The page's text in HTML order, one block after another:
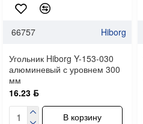
66757 Hiborg
Угольник Hiborg Y-153-030
алюминевый с уровнем 300
мм
16.23 ƃ
В корзину